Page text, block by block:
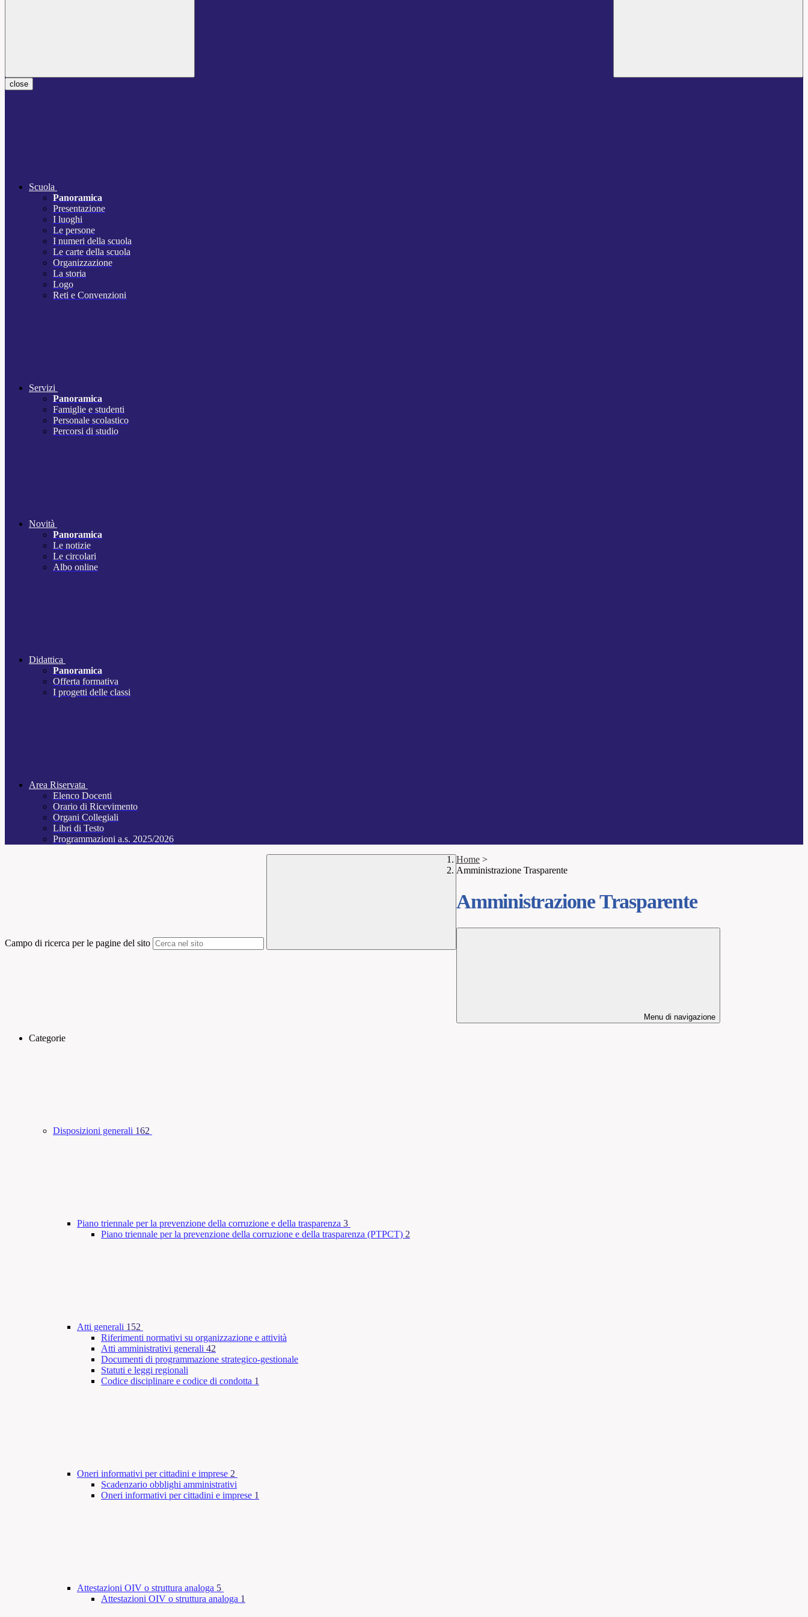
close
Scuola
Panoramica
Presentazione
I luoghi
Le persone
I numeri della scuola
Le carte della scuola
Organizzazione
La storia
Logo
Reti e Convenzioni
Servizi
Panoramica
Famiglie e studenti
Personale scolastico
Percorsi di studio
Novità
Panoramica
Le notizie
Le circolari
Albo online
Didattica
Panoramica
Offerta formativa
I progetti delle classi
Area Riservata
Elenco Docenti
Orario di Ricevimento
Organi Collegiali
Libri di Testo
Programmazioni a.s. 2025/2026
Campo di ricerca per le pagine del sito
Home >
Amministrazione Trasparente
Amministrazione Trasparente
Menu di navigazione
Categorie
Disposizioni generali 162
Piano triennale per la prevenzione della corruzione e della trasparenza 3
Piano triennale per la prevenzione della corruzione e della trasparenza (PTPCT) 2
Atti generali 152
Riferimenti normativi su organizzazione e attività
Atti amministrativi generali 42
Documenti di programmazione strategico-gestionale
Statuti e leggi regionali
Codice disciplinare e codice di condotta 1
Oneri informativi per cittadini e imprese 2
Scadenzario obblighi amministrativi
Oneri informativi per cittadini e imprese 1
Attestazioni OIV o struttura analoga 5
Attestazioni OIV o struttura analoga 1